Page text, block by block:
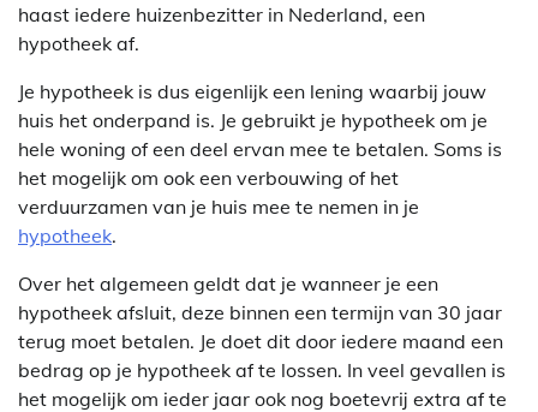
haast iedere huizenbezitter in Nederland, een
hypotheek af.
Je hypotheek is dus eigenlijk een lening waarbij jouw
huis het onderpand is. Je gebruikt je hypotheek om je
hele woning of een deel ervan mee te betalen. Soms is
het mogelijk om ook een verbouwing of het
verduurzamen van je huis mee te nemen in je
hypotheek.
Over het algemeen geldt dat je wanneer je een
hypotheek afsluit, deze binnen een termijn van 30 jaar
terug moet betalen. Je doet dit door iedere maand een
bedrag op je hypotheek af te lossen. In veel gevallen is
het mogelijk om ieder jaar ook nog boetevrij extra af te